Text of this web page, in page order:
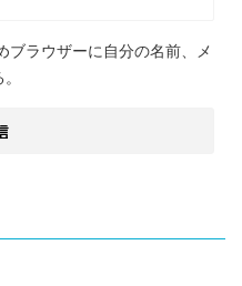
ブラウザーに自分の名前、メ